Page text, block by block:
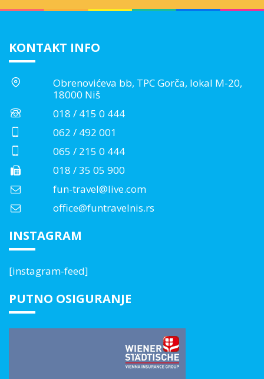
KONTAKT INFO
Obrenovićeva bb, TPC Gorča, lokal M-20,
18000 Niš
018 / 415 0 444
062 / 492 001
065 / 215 0 444
018 / 35 05 900
fun-travel@live.com
office@funtravelnis.rs
INSTAGRAM
[instagram-feed]
PUTNO OSIGURANJE